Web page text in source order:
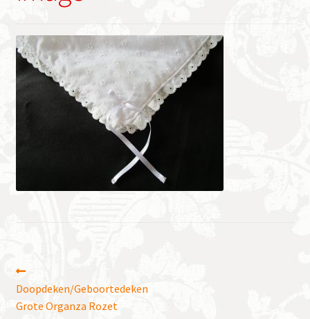
Bericht
navigatie
bericht:
Doopdeken/Geboortedeken
Grote Organza Rozet